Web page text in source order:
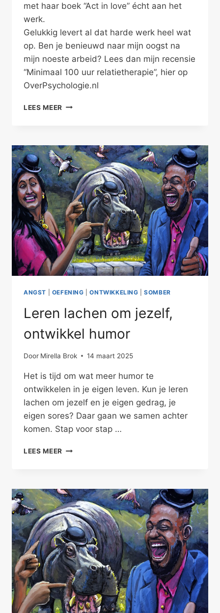
met haar boek “Act in love” écht aan het
werk.
Gelukkig levert al dat harde werk heel wat
op. Ben je benieuwd naar mijn oogst na
mijn noeste arbeid? Lees dan mijn recensie
“Minimaal 100 uur relatietherapie”, hier op
OverPsychologie.nl
LEES MEER MINIMAAL
ANGST OEFENING |ONTWIKKELING |SOMBER
Leren lachen om jezelf,
ontwikkel humor
Door Mirella Brok 14 maart 2025
Het is tijd om wat meer humor te
ontwikkelen in je eigen leven. Kun je leren
lachen om jezelf en je eigen gedrag, je
eigen sores? Daar gaan we samen achter
komen. Stap voor stap …
LEES MEER LEREN
ONTWIKKEL
HUMOR